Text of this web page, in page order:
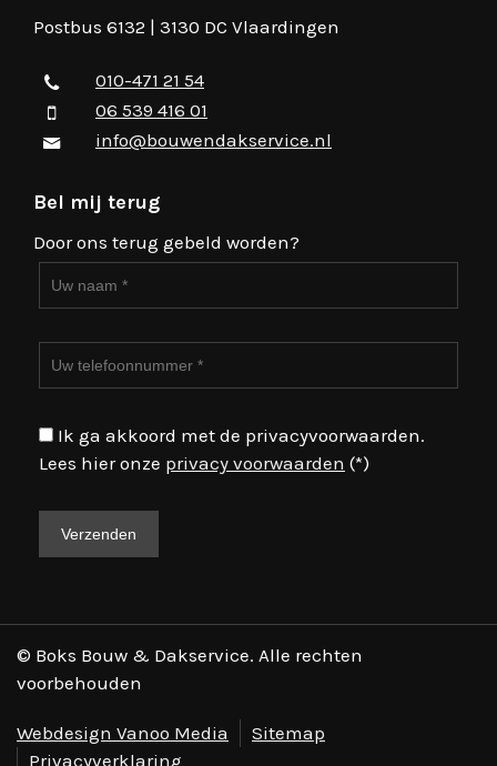
Postbus 6132 | 3130 DC Vlaardingen
010-471 21 54
06 539 416 01
info@bouwendakservice.nl
Bel mij terug
Door ons terug gebeld worden?
Ik ga akkoord met de privacyvoorwaarden.
Lees hier onze privacy voorwaarden (*)
© Boks Bouw & Dakservice. Alle rechten
voorbehouden
Webdesign Vanoo Media
Sitemap
Privacyverklaring